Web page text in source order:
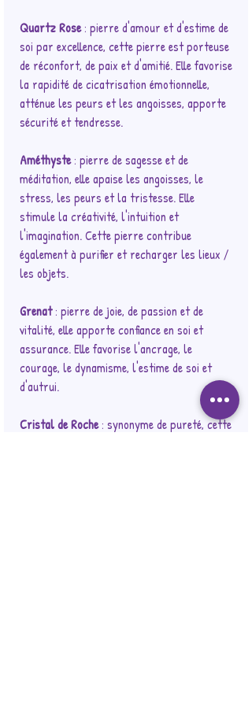
Quartz Rose: pierre d'amour et d'estime de
soi par excellence, cette pierre est porteuse
de réconfort, de paix et d'amitié. Elle favorise
la rapidité de cicatrisation émotionnelle,
atténue les peurs et les angoisses, apporte
sécurité et tendresse.
Améthyste: pierre de sagesse et de
méditation, elle apaise les angoisses, le
stress, les peurs et la tristesse. Elle
stimule la créativité, l'intuition et
l'imagination. Cette pierre contribue
également à purifier et recharger les lieux /
les objets.
Grenat: pierre de joie, de passion et de
vitalité, elle apporte confiance en soi et
assurance. Elle favorise l'ancrage, le
courage, le dynamisme, l'estime de soi et
d'autrui.
Cristal de Roche: synonyme de pureté, cette